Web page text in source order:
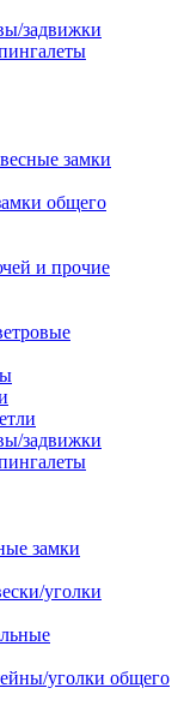
задвижки
замки
общего
и прочие
задвижки
замки
уголки
уголки общего